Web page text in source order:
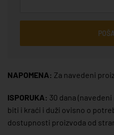
NAPOMENA: Za navedeni
ISPORUKA: 30 dana (navedeni
biti i kraći i duži ovisno o
dostupnosti proizvoda od